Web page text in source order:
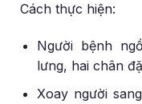
Cách thực hiện:
Người bệnh
lưng, hai chân
Xoay người